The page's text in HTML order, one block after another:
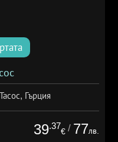
Гърция
39.37
€ / 77лв.